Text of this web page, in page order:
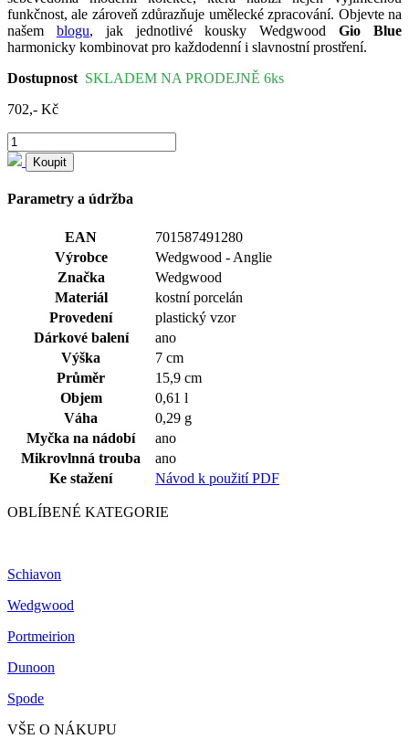
funkčnost, ale zároveň zdůrazňuje umělecké zpracování. Objevte na
našem blogu, jak jednotlivé kousky WedgwoodGio Blue
harmonicky kombinovat pro každodenní i slavnostní prostření.
Dostupnost SKLADEM NA PRODEJNĚ 6ks
702,- Kč
Koupit
Parametry a údržba
EAN
701587491280
Výrobce
Wedgwood - Anglie
Značka
Wedgwood
Materiál
kostní porcelán
Provedení
plastický vzor
Dárkové balení
ano
Výška
7 cm
Průměr
15,9 cm
Objem
0,61 l
Váha
0,29 g
Myčka na nádobí
ano
Mikrovlnná trouba
ano
Ke stažení
Návod k použití PDF
OBLÍBENÉ KATEGORIE
Schiavon
Wedgwood
Portmeirion
Dunoon
Spode
VŠE O NÁKUPU